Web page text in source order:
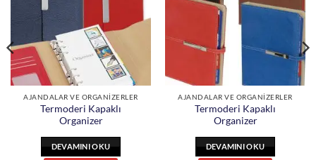
AJANDALAR VE ORGANİZERLER
Termoderi Kapaklı
Organizer
DEVAMINI OKU
AJANDALAR VE ORGANİZERLER
Termoderi Kapaklı
Organizer
DEVAMINI OKU